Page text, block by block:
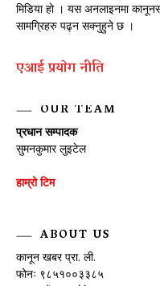
मिडिया हो । यस अनलाइनमा
सामग्रिहरु पढ्न सक्नुहुने छ ।
एआई प्रयाेग नीति
OUR TEAM
प्रधान सम्पादक
सुमनकुमार लुइटेल
हाम्रो टिम
ABOUT US
कानून खबर प्रा. ली.
फोनः ९८५१००३३८५